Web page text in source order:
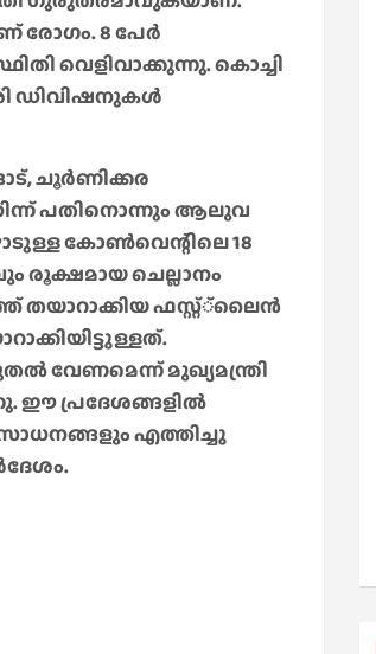
രോഗം. 8 പേര്‍
വെളിവാക്കുന്നു. കൊച്ചി
ഡിവിഷനുകള്‍
ചൂര്‍ണിക്കര
നിന്ന് പതിനൊന്നും ആലുവ
കോണ്‍വെന്റിലെ 18
രൂക്ഷമായ ചെല്ലാനം
തയാറാക്കിയ ഫസ്റ്റ്്ലൈന്‍
വേണമെന്ന് മുഖ്യമന്ത്രി
ഈ പ്രദേശങ്ങളില്‍
എത്തിച്ചു